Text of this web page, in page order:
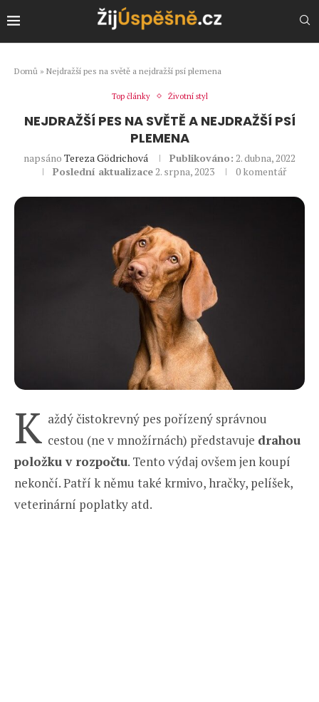
Domů » Nejdražší pes na světě a nejdražší psí plemena
Top články Životní styl
NEJDRAŽŠÍ PES NA SVĚTĚ A NEJDRAŽŠÍ PSÍ
PLEMENA
napsáno Tereza Gödrichová Publikováno: 2. dubna, 2022
Poslední aktualizace2. srpna, 2023 0 komentář
K aždý čistokrevný pes pořízený správnou
cestou (ne v množírnách) představuje drahou
položku v rozpočtu. Tento výdaj ovšem jen koupí
nekončí. Patří k němu také krmivo, hračky, pelíšek,
veterinární poplatky atd.